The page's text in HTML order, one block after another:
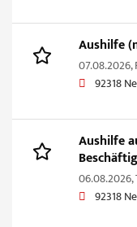
Aushilfe
07.08.2026,
92318
Aushilfe
06.08.2026,
92318